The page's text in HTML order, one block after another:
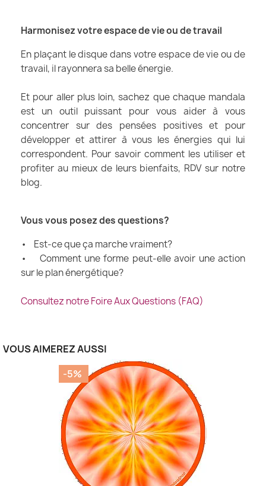
Harmonisez votre espace de vie ou de travail
En plaçant le disque dans votre espace de vie ou de
travail, il rayonnera sa belle énergie.
Et pour aller plus loin, sachez que chaque mandala
est un outil puissant pour vous aider à vous
concentrer sur des pensées positives et pour
développer et attirer à vous les énergies qui lui
correspondent. Pour savoir comment les utiliser et
profiter au mieux de leurs bienfaits, RDV sur notre
blog.
Vous vous posez des questions?
• Est-ce que ça marche vraiment?
• Comment une forme peut-elle avoir une action
sur le plan énergétique?
Consultez notre Foire Aux Questions (FAQ)
VOUS AIMEREZ AUSSI
-5%